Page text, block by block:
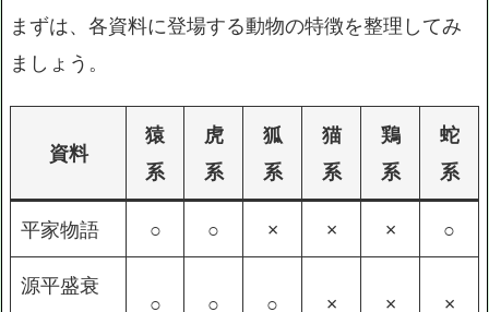
まずは、各資料に登場する動物の特徴を整理してみ
ましょう。
資料
猿
系
虎
系
狐
系
猫
系
鶏
系
蛇
系
平家物語 ○ ○ × × × ○
源平盛衰
○ ○ ○ × × ×